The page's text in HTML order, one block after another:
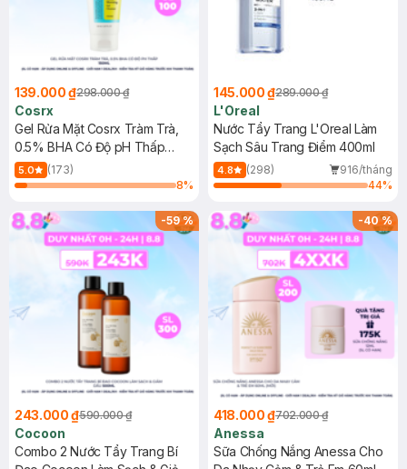
139.000 ₫298.000 ₫
Cosrx
Gel Rửa Mặt Cosrx Tràm Trà,
0.5% BHA Có Độ pH Thấp
150ml
5.0
(173)
8%
145.000 ₫289.000 ₫
L'Oreal
Nước Tẩy Trang L'Oreal Làm
Sạch Sâu Trang Điểm 400ml
4.8 (298)
916/tháng
44%
-59%
243.000 ₫590.000 ₫
Cocoon
Combo 2 Nước Tẩy Trang Bí
-40%
418.000 ₫702.000 ₫
Anessa
Sữa Chống Nắng Anessa Cho